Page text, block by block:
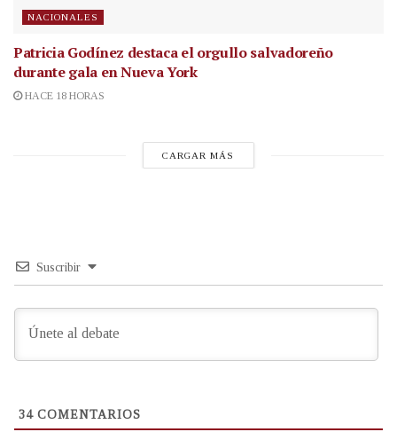
NACIONALES
Patricia Godínez destaca el orgullo salvadoreño
durante gala en Nueva York
HACE 18 HORAS
CARGAR MÁS
Suscribir
34COMENTARIOS